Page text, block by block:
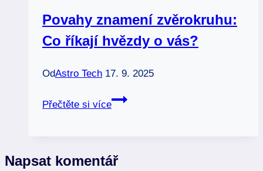
Povahy znamení zvěrokruhu:
Co říkají hvězdy o vás?
OdAstro Tech 17. 9. 2025
Přečtěte si více
Povahy
říkají
Napsat komentář